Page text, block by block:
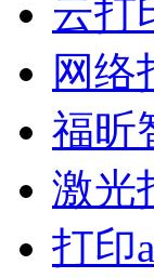
云打
网络
福昕
激光
打印